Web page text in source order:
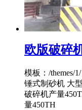
欧版破碎
模板：/themes/
锤式制砂机 大
破碎机产量
量450TH